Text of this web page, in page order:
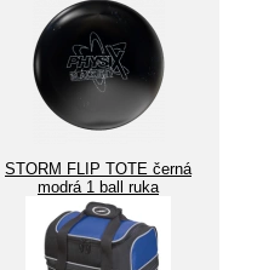
STORM FLIP TOTE černá
modrá 1 ball ruka